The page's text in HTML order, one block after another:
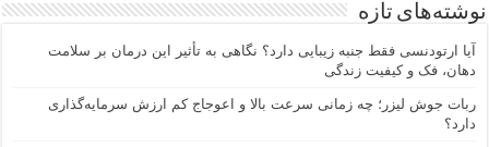
نوشته‌های تازه
آیا ارتودنسی فقط جنبه زیبایی دارد؟ نگاهی به تأثیر این درمان بر سلامت
دهان، فک و کیفیت زندگی
ربات جوش لیزر؛ چه زمانی سرعت بالا و اعوجاج کم ارزش سرمایه‌گذاری
دارد؟